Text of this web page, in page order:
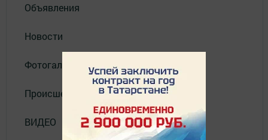
Объявления
Новости
Фотогалерея
Происшествия
ВИДЕО